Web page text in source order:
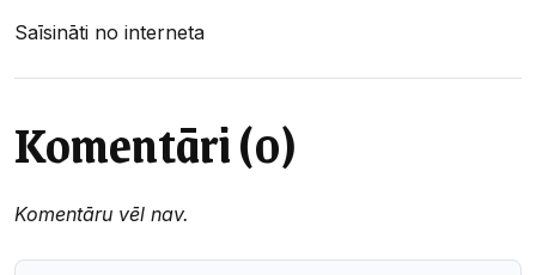
Saīsināti no interneta
Komentāri (0)
Komentāru vēl nav.